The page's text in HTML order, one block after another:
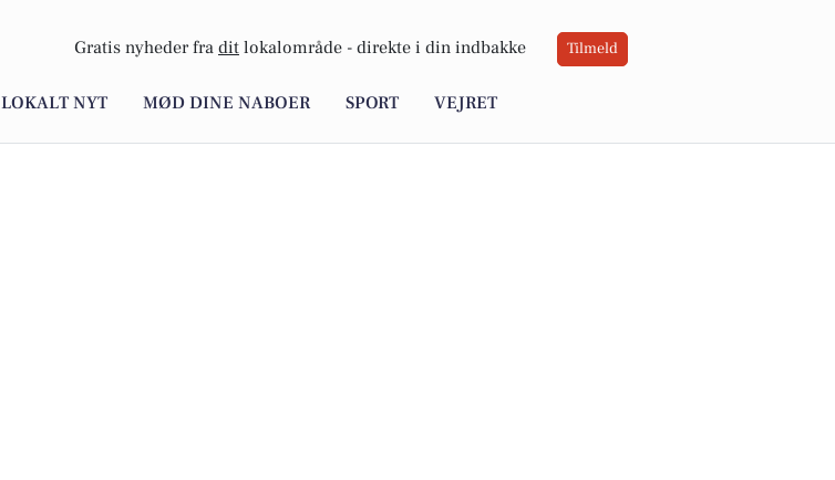
Gratis nyheder fra dit lokalområde - direkte i din indbakke Tilmeld
LOKALT NYT MØD DINE NABOER SPORT VEJRET